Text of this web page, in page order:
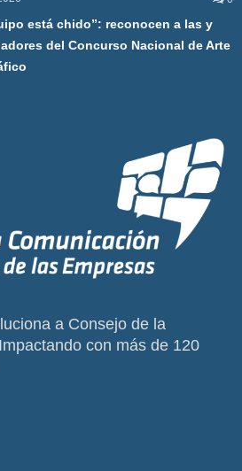
está chido”: reconocen a las y
del Concurso Nacional de Arte
a Consejo de la
con más de 120